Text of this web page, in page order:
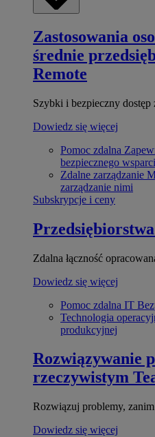
Zastosowania
średnie
Remote
Szybki i bezpieczny
Dowiedz się więcej
Pomoc zdalna
bezpiecznego
Zdalne zarządzanie
zarządzanie nimi
Subskrypcje i ceny
Przedsiębiorstwa
Zdalna łączność
Dowiedz się więcej
Pomoc zdalna IT
Technologia
produkcyjnej
Rozwiązywanie
rzeczywistym
Rozwiązuj problemy,
Dowiedz się więcej